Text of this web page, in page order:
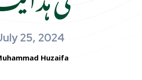
25, 2024
Huzaifa